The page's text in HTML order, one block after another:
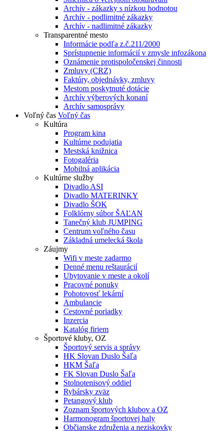
Archív - zákazky s nízkou hodnotou
Archív - podlimitné zákazky
Archív - nadlimitné zákazky
Transparentné mesto
Informácie podľa z.č.211/2000
Sprístupnenie informácií v zmysle infozákona
Oznámenie protispoločenskej činnosti
Zmluvy (CRZ)
Faktúry, objednávky, zmluvy
Mestom poskytnuté dotácie
Archív výberových konaní
Archív samosprávy
Voľný čas Voľný čas
Kultúra
Program kina
Kultúrne podujatia
Mestská knižnica
Fotogaléria
Mobilná aplikácia
Kultúrne služby
Divadlo ASI
Divadlo MATERINKY
Divadlo ŠOK
Folklórny súbor ŠAĽAN
Tanečný klub JUMPING
Centrum voľného času
Základná umelecká škola
Záujmy
Wifi v meste zadarmo
Denné menu reštaurácií
Ubytovanie v meste a okolí
Pracovné ponuky
Pohotovosť lekární
Ambulancie
Cestovné poriadky
Inzercia
Katalóg firiem
Športové kluby, OZ
Športový servis a správy
HK Slovan Duslo Šaľa
HKM Šaľa
FK Slovan Duslo Šaľa
Stolnotenisový oddiel
Rybársky zväz
Petangový klub
Zoznam športových klubov a OZ
Harmonogram športovej haly
Občianske združenia a neziskovky